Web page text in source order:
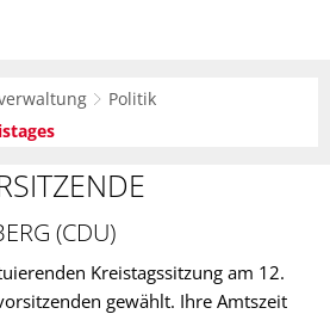
Politik
(CDU)
Kreistagssitzung am 12.
gewählt. Ihre Amtszeit